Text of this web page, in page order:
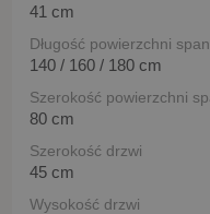
41 cm
Długość powierzchni
140 / 160 / 180 cm
Szerokość powierzchni
80 cm
Szerokość drzwi
45 cm
Wysokość drzwi